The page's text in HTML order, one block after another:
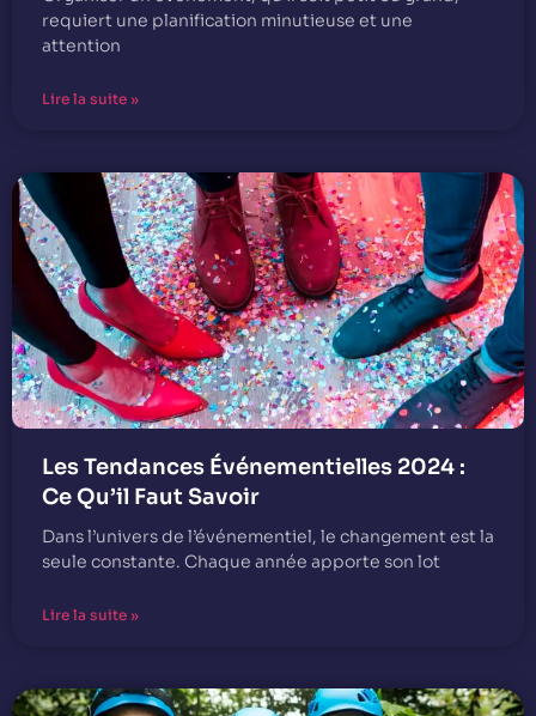
requiert une planification minutieuse et une
attention
Lire la suite »
Les Tendances Événementielles 2024 :
Ce Qu’il Faut Savoir
Dans l’univers de l’événementiel, le changement est la
seule constante. Chaque année apporte son lot
Lire la suite »